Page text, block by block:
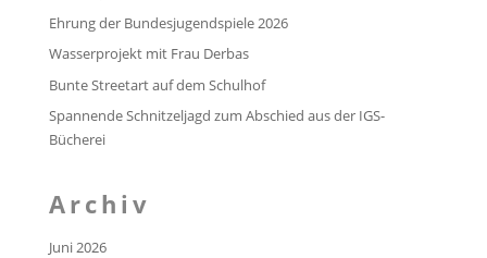
Ehrung der Bundesjugendspiele 2026
Wasserprojekt mit Frau Derbas
Bunte Streetart auf dem Schulhof
Spannende Schnitzeljagd zum Abschied aus der IGS-
Bücherei
Archiv
Juni 2026